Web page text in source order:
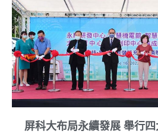
屏科大布局永續發展 舉行